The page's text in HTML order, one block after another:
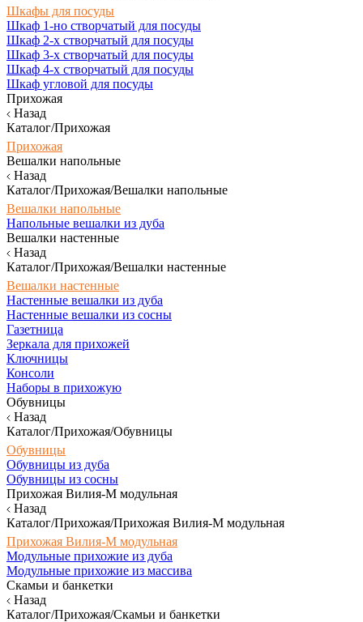
Шкафы для посуды
Шкаф 1-но створчатый для посуды
Шкаф 2-х створчатый для посуды
Шкаф 3-х створчатый для посуды
Шкаф 4-х створчатый для посуды
Шкаф угловой для посуды
Прихожая
Назад
Каталог/Прихожая
Прихожая
Вешалки напольные
Назад
Каталог/Прихожая/Вешалки напольные
Вешалки напольные
Напольные вешалки из дуба
Вешалки настенные
Назад
Каталог/Прихожая/Вешалки настенные
Вешалки настенные
Настенные вешалки из дуба
Настенные вешалки из сосны
Газетница
Зеркала для прихожей
Ключницы
Консоли
Наборы в прихожую
Обувницы
Назад
Каталог/Прихожая/Обувницы
Обувницы
Обувницы из дуба
Обувницы из сосны
Прихожая Вилия-М модульная
Назад
Каталог/Прихожая/Прихожая Вилия-М модульная
Прихожая Вилия-М модульная
Модульные прихожие из дуба
Модульные прихожие из массива
Скамьи и банкетки
Назад
Каталог/Прихожая/Скамьи и банкетки